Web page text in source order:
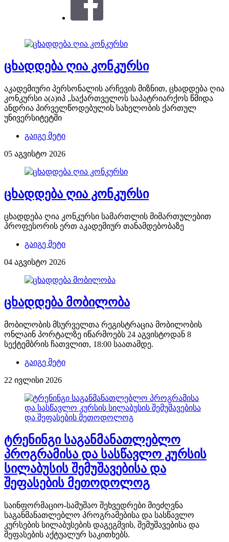
ცხადდება ღია კონკურსი
აკადემიური პერსონალის არჩევის მიზნით, ცხადდება ღია
კონკურსი ა(ა)იპ „საქართველოს საპატრიარქოს წმიდა
ანდრია პირველწოდებულის სახელობის ქართულ
უნივერსიტეტში
გაიგე მეტი
05 აგვისტო 2026
ცხადდება ღია კონკურსი
ცხადდება ღია კონკურსი სამართლის მიმართულებით
პროფესორის ერთ აკადემიურ თანამდებობაზე
გაიგე მეტი
04 აგვისტო 2026
ცხადდება მობილობა
მობილობის მსურველთა რეგისტრაცია მობილობის
ონლაინ პორტალზე იწარმოებს 24 აგვისტოდან 8
სექტემბრის ჩათვლით, 18:00 საათამდე.
გაიგე მეტი
22 ივლისი 2026
ტრენინგი საგანმანათლებლო
პროგრამისა და სასწავლო კურსის
სილაბუსის შემუშავებისა და
შეფასების მეთოდოლოგ
საინფორმაციო-სამუშაო შეხვედრები მიეძღვნა
საგანმანათლებლო პროგრამებისა და სასწავლო
კურსების სილაბუსების დაგეგმვის, შემუშავებისა და
შეფასების აქტუალურ საკითხებს.